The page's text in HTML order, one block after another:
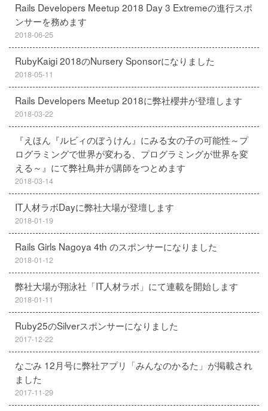
Rails Developers Meetup 2018 Day 3 Extremeの進行スポ
ンサーを務めます
2018-06-25
RubyKaigi 2018のNursery Sponsorになりました
2018-05-11
Rails Developers Meetup 2018に弊社櫻井が登壇します
2018-03-22
『えほん『ルビィのぼうけん』にみる女の子の可能性～プ
ログラミングで世界が変わる、プログラミングが世界を変
える～』にて弊社鳥井が講師をつとめます
2018-03-14
IT人材ラボDayに弊社大場が登壇します
2018-01-19
Rails Girls Nagoya 4th のスポンサーになりました
2018-01-12
弊社大場が翔泳社「IT人材ラボ」にて連載を開始します
2018-01-11
Ruby25のSilverスポンサーになりました
2017-12-22
なごみ 12月号に弊社アプリ「みんなのかるた」が掲載され
ました
2017-11-29